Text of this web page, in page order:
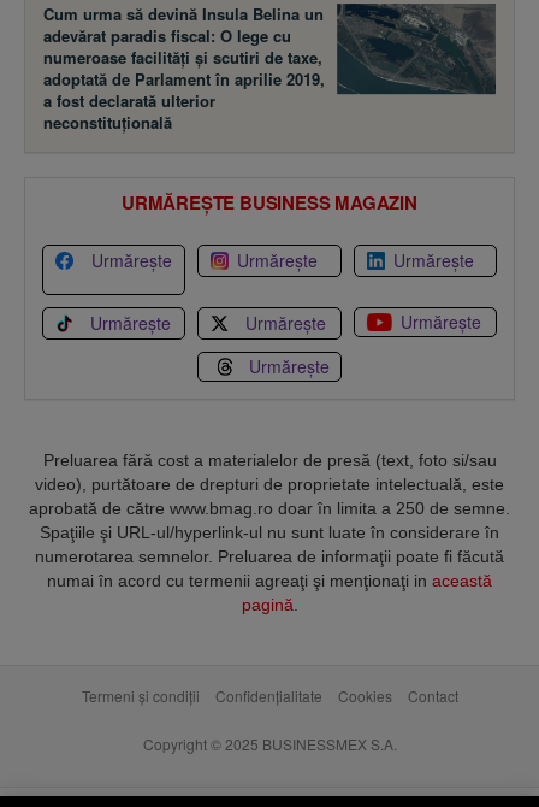
Cum urma să devină Insula Belina un
adevărat paradis fiscal: O lege cu
numeroase facilităţi şi scutiri de taxe,
adoptată de Parlament în aprilie 2019,
a fost declarată ulterior
neconstituţională
URMĂREȘTE BUSINESS MAGAZIN
Urmărește Urmărește Urmărește
Urmărește Urmărește
Urmărește
Urmărește
Preluarea fără cost a materialelor de presă (text, foto si/sau
video), purtătoare de drepturi de proprietate intelectuală, este
aprobată de către www.bmag.ro doar în limita a 250 de semne.
Spaţiile şi URL-ul/hyperlink-ul nu sunt luate în considerare în
numerotarea semnelor. Preluarea de informaţii poate fi făcută
numai în acord cu termenii agreaţi şi menţionaţi in această
pagină
Termeni și condiții Confidențialitate Cookies Contact
Copyright © 2025 BUSINESSMEX S.A.